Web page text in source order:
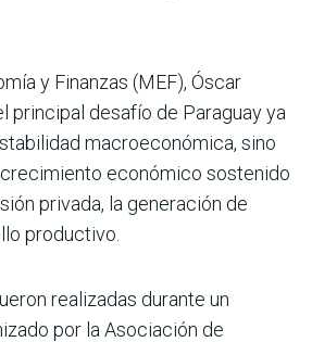
y Finanzas (MEF), Óscar
principal desafío de Paraguay ya
macroeco­nómica, sino
econó­mico sostenido
privada, la gene­ración de
productivo.
rea­lizadas durante un
por la Asocia­ción de